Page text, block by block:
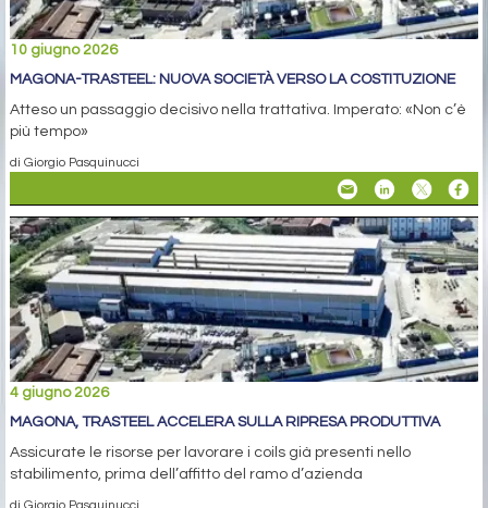
10 giugno 2026
MAGONA-TRASTEEL: NUOVA SOCIETÀ VERSO LA COSTITUZIONE
Atteso un passaggio decisivo nella trattativa. Imperato: «Non c’è
più tempo»
di Giorgio Pasquinucci
4 giugno 2026
MAGONA, TRASTEEL ACCELERA SULLA RIPRESA PRODUTTIVA
Assicurate le risorse per lavorare i coils già presenti nello
stabilimento, prima dell’affitto del ramo d’azienda
di Giorgio Pasquinucci